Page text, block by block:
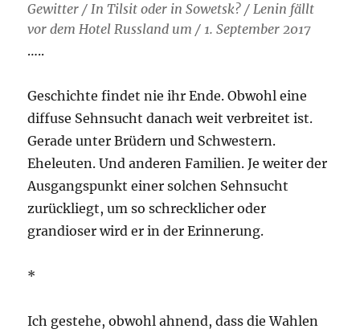
Gewitter / In Tilsit oder in Sowetsk? / Lenin fällt
vor dem Hotel Russland um / 1. September 2017
…..
Geschichte findet nie ihr Ende. Obwohl eine
diffuse Sehnsucht danach weit verbreitet ist.
Gerade unter Brüdern und Schwestern.
Eheleuten. Und anderen Familien. Je weiter der
Ausgangspunkt einer solchen Sehnsucht
zurückliegt, um so schrecklicher oder
grandioser wird er in der Erinnerung.
*
Ich gestehe, obwohl ahnend, dass die Wahlen